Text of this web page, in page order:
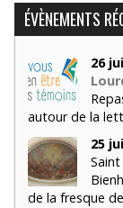
ÉVÈNEMENTS
26
autour de la
25
de la fresque